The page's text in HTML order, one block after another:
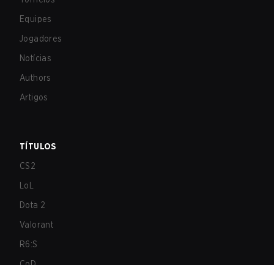
Equipes
Jogadores
Notícias
Authors
Artigos
TÍTULOS
CS2
LoL
Dota 2
Valorant
R6:S